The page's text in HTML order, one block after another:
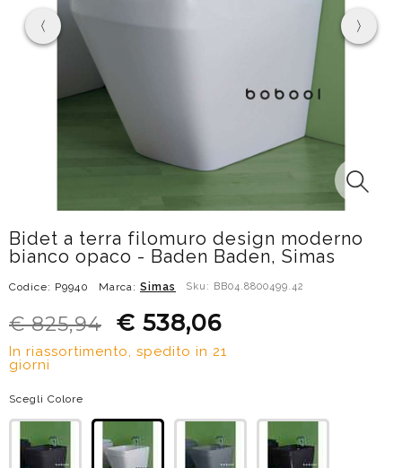
Bidet a terra filomuro design moderno
bianco opaco - Baden Baden, Simas
Codice: P9940 Marca: Simas Sku: BB04.8800499.42
€ 825,94 € 538,06
In riassortimento, spedito in 21
giorni
Scegli Colore